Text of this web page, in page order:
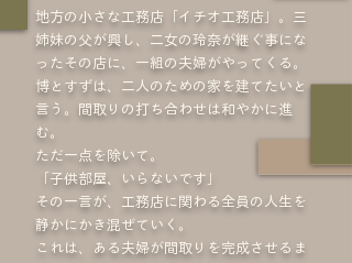
地方の小さな工務店「イチオ工務店」。三
姉妹の父が興し、二女の玲奈が継ぐ事にな
ったその店に、一組の夫婦がやってくる。
博とすずは、二人のための家を建てたいと
言う。間取りの打ち合わせは和やかに進
む。
ただ一点を除いて。
「子供部屋、いらないです」
その一言が、工務店に関わる全員の人生を
静かにかき混ぜていく。
これは、ある夫婦が間取りを完成させるま